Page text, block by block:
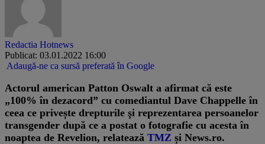
Redactia Hotnews
Publicat: 03.01.2022 16:00
Adaugă-ne ca sursă preferată în Google
Actorul american Patton Oswalt a afirmat că este
„100% în dezacord” cu comediantul Dave Chappelle în
ceea ce privește drepturile şi reprezentarea persoanelor
transgender după ce a postat o fotografie cu acesta în
noaptea de Revelion, relatează TMZ și News.ro.